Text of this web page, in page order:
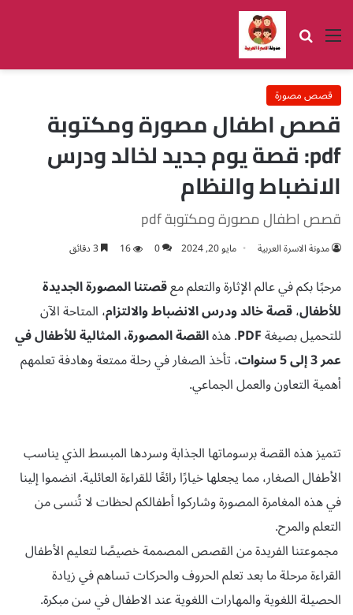
القائمة بحث عن
قصص مصورة
قصص اطفال مصورة ومكتوبة
pdf: قصة يوم جديد لخالد ودرس
الانضباط والنظام
قصص اطفال مصورة ومكتوبة pdf
مدونة الاسرة العربية مايو 20, 2024 0
16
مرحبًا بكم في عالم الإثارة والتعلم معقصتنا المصورة الجديدة
للأطفال،قصة خالد ودرس الانضباط والالتزام، المتاحة الآن
للتحميل بصيغةPDF. هذهالقصة المصورة، المثالية للأطفال في
عمر 3 إلى 5 سنوات
، تأخذ الصغار في رحلة ممتعة وهادفة تعلمهم
أهمية التعاون والعمل الجماعي.
تتميز هذه القصة برسوماتها الجذابة وسردها المبسط الذي يناسب
الأطفال الصغار، مما يجعلها خيارًا رائعًا للقراءة العائلية. انضموا إلينا
في هذه المغامرة المصورة وشاركوا أطفالكم لحظات لا تُنسى من
التعلم والمرح.
مجموعتنا الفريدة من القصص المصممة خصيصًا لتعليم الأطفال
القراءة مرحلة ما بعد تعلم الحروف والحركات تساهم في زيادة
الحصيلة اللغوية والمهارات اللغوية عند الاطفال في سن مبكرة.